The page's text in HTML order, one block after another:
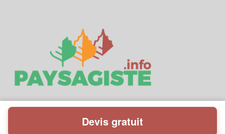
Powered byPlus que pro
Devis gratuit